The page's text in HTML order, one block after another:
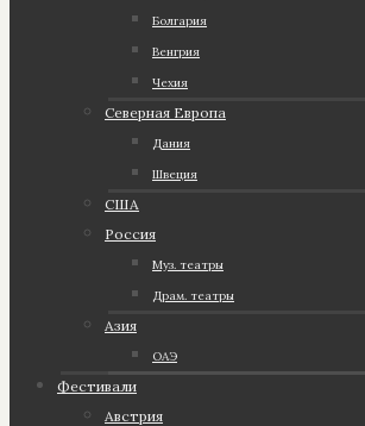
Болгария
Венгрия
Чехия
Северная Европа
Дания
Швеция
США
Россия
Муз. театры
Драм. театры
Азия
ОАЭ
Фестивали
Австрия